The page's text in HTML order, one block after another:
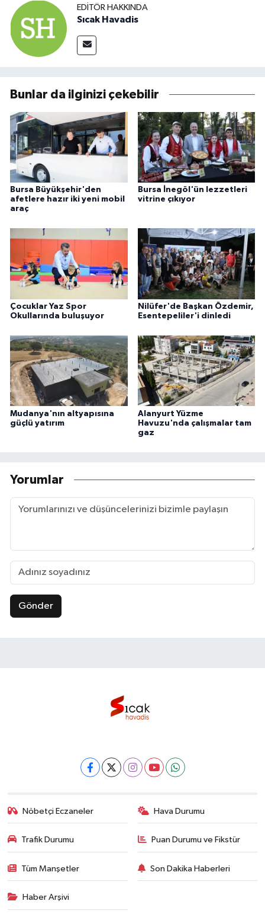
EDITÖR HAKKINDA
Sıcak Havadis
Bunlar da ilginizi çekebilir
Bursa Büyükşehir'den
afetlere hazır iki yeni mobil
araç
Bursa İnegöl'ün lezzetleri
vitrine çıkıyor
Çocuklar Yaz Spor
Okullarında buluşuyor
Nilüfer'de Başkan Özdemir,
Esentepeliler'i dinledi
Mudanya'nın altyapısına
güçlü yatırım
Alanyurt Yüzme
Havuzu'nda çalışmalar tam
gaz
Yorumlar
Gönder
Nöbetçi Eczaneler Hava Durumu
Trafik Durumu Puan Durumu ve Fikstür
Tüm Manşetler Son Dakika Haberleri
Haber Arşivi